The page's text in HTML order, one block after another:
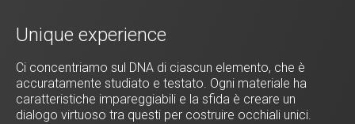
Unique experience
Ci concentriamo sul DNA di ciascun elemento, che è
accuratamente studiato e testato. Ogni materiale ha
caratteristiche impareggiabili e la sfida è creare un
dialogo virtuoso tra questi per costruire occhiali unici.